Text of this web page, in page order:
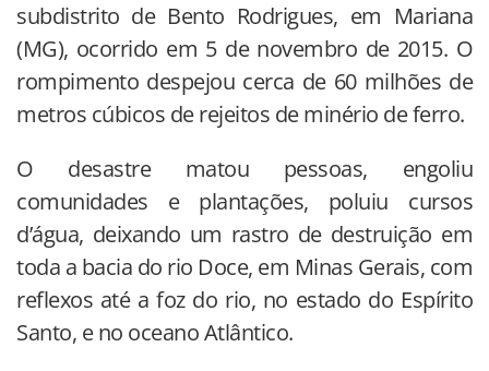
subdistrito de Bento Rodrigues, em Mariana
(MG), ocorrido em 5 de novembro de 2015. O
rompimento despejou cerca de 60 milhões de
metros cúbicos de rejeitos de minério de ferro.
O desastre matou pessoas, engoliu
comunidades e plantações, poluiu cursos
d’água, deixando um rastro de destruição em
toda a bacia do rio Doce, em Minas Gerais, com
reflexos até a foz do rio, no estado do Espírito
Santo, e no oceano Atlântico.